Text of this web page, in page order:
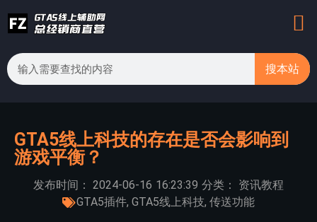
搜本站
GTA5线上科技的存在是否会影响到
游戏平衡？
发布时间： 2024-06-16 16:23:39 分类：
资讯教程
GTA5插件, GTA5线上科技, 传送功能